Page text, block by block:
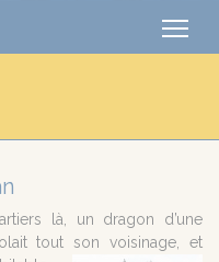
là, un dragon d’une
tout son voisinage, et